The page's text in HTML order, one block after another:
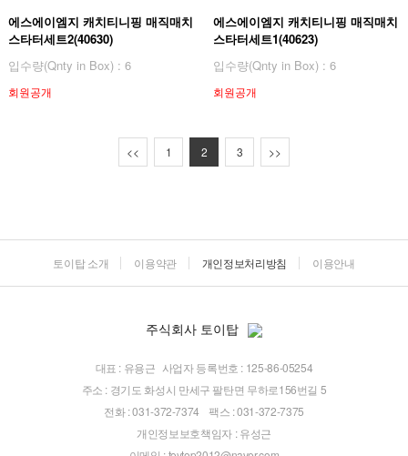
에스에이엠지 캐치티니핑 매직매치
스타터세트2(40630)
입수량(Qnty in Box) : 6
회원공개
에스에이엠지 캐치티니핑 매직매치
스타터세트1(40623)
입수량(Qnty in Box) : 6
회원공개
<< 1 2 3 >>
토이탑 소개 이용약관 개인정보처리방침 이용안내
주식회사 토이탑
대표 : 유용근 사업자 등록번호 : 125-86-05254
주소 : 경기도 화성시 만세구 팔탄면 무하로156번길 5
전화 : 031-372-7374
팩스 : 031-372-7375
개인정보보호책임자 : 유성근